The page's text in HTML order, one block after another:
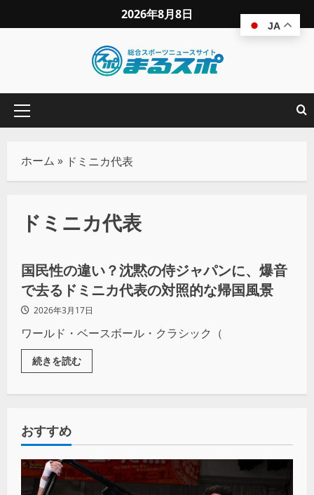
2026年8月8日
ホーム » ドミニカ代表
ドミニカ代表
コラム 野球
国民性の違い？沈黙の侍ジャパンに、爆音
で去るドミニカ代表の対照的な帰国風景
2026年3月17日
ワールド・ベースボール・クラシック（
続きを読む
おすすめ
JA